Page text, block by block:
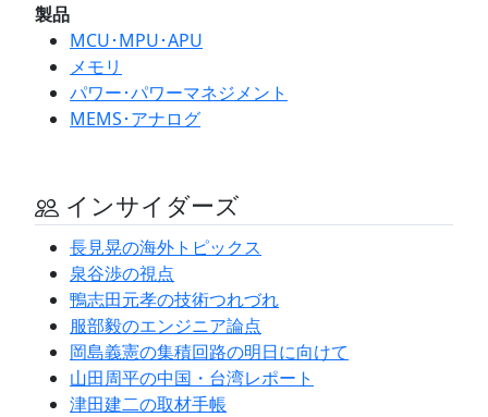
製品
MCU･MPU･APU
メモリ
パワー･パワーマネジメント
MEMS･アナログ
インサイダーズ
長見晃の海外トピックス
泉谷渉の視点
鴨志田元孝の技術つれづれ
服部毅のエンジニア論点
岡島義憲の集積回路の明日に向けて
山田周平の中国・台湾レポート
津田建二の取材手帳